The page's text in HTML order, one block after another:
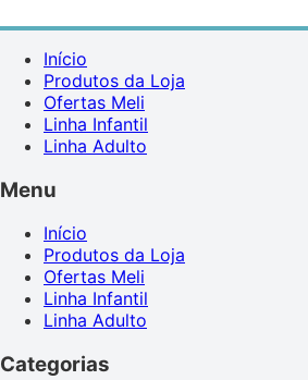
Início
Produtos da Loja
Ofertas Meli
Linha Infantil
Linha Adulto
Menu
Início
Produtos da Loja
Ofertas Meli
Linha Infantil
Linha Adulto
Categorias